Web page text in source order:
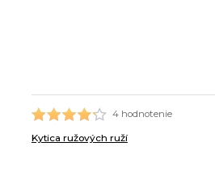
4 hodnotenie
Kytica ružových ruží